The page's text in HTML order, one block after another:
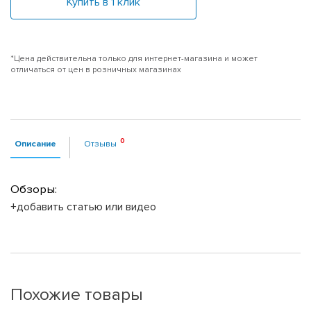
*Цена действительна только для интернет-магазина и может
отличаться от цен в розничных магазинах
Описание Отзывы
Обзоры:
+добавить статью или видео
Похожие товары